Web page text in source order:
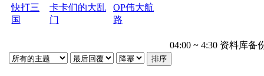
快打三
国
卡卡们的大乱
门
OP伟大航
路
04:00 ~ 4:30 资料库